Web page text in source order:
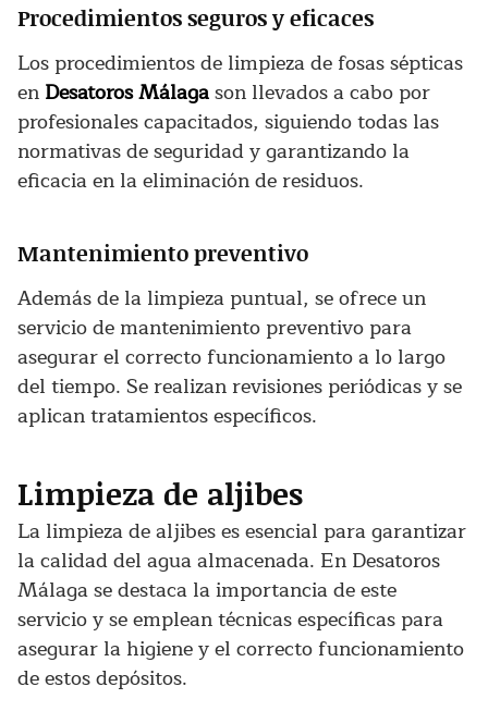
Procedimientos seguros y eficaces
Los procedimientos de limpieza de fosas sépticas
en Desatoros Málagason llevados a cabo por
profesionales capacitados, siguiendo todas las
normativas de seguridad y garantizando la
eficacia en la eliminación de residuos.
Mantenimiento preventivo
Además de la limpieza puntual, se ofrece un
servicio de mantenimiento preventivo para
asegurar el correcto funcionamiento a lo largo
del tiempo. Se realizan revisiones periódicas y se
aplican tratamientos específicos.
Limpieza de aljibes
La limpieza de aljibes es esencial para garantizar
la calidad del agua almacenada. En Desatoros
Málaga se destaca la importancia de este
servicio y se emplean técnicas específicas para
asegurar la higiene y el correcto funcionamiento
de estos depósitos.